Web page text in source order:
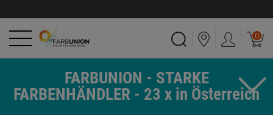
0
FARBUNION - STARKE
FARBENHÄNDLER - 23 x in Österreich